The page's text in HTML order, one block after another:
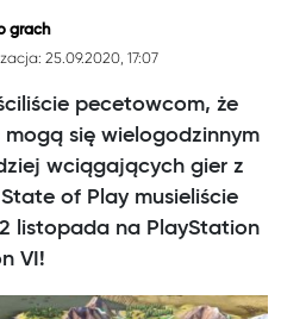
grach
25.09.2020, 17:07
pecetowcom, że
się wielogodzinnym
wciągających gier z
of Play musieliście
listopada na PlayStation
VI!